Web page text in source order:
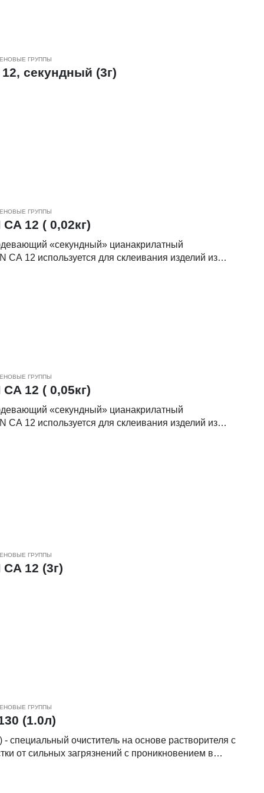
ГРУППЫ
секундный (3г)
ГРУППЫ
12 ( 0,02кг)
«секундный» цианакрилатный
СА 12 используется для склеивания изделий из
резины и ПВХ-поверхностей, других пластиков и
ГРУППЫ
12 ( 0,05кг)
«секундный» цианакрилатный
СА 12 используется для склеивания изделий из
резины и ПВХ-поверхностей, других пластиков и
ГРУППЫ
12 (3г)
ГРУППЫ
(1.0л)
cпециальный очиститель на основе растворителя с
от сильных загрязнений с проникновением в